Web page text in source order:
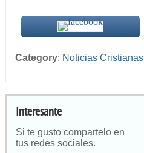
Category: Noticias Cristianas
Interesante
Si te gusto compartelo en
tus redes sociales.